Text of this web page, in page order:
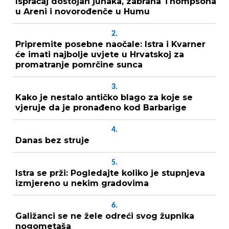
u Areni i novorođenče u Humu
2.
Pripremite posebne naočale: Istra i Kvarner
će imati najbolje uvjete u Hrvatskoj za
promatranje pomrčine sunca
3.
Kako je nestalo antičko blago za koje se
vjeruje da je pronađeno kod Barbarige
4.
Danas bez struje
5.
Istra se prži: Pogledajte koliko je stupnjeva
izmjereno u nekim gradovima
6.
Galižanci se ne žele odreći svog župnika
nogometaša